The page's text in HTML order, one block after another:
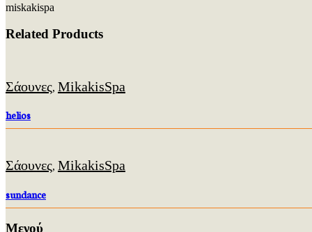
miskakispa
Related Products
Σάουνες, MikakisSpa
helios
Σάουνες, MikakisSpa
sundance
Μενού